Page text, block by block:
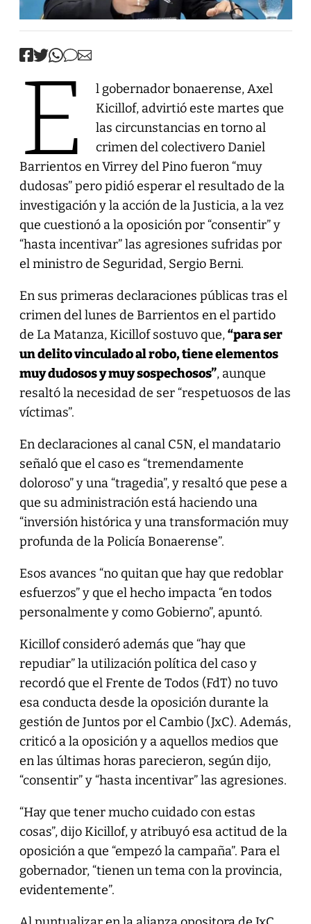
E
l gobernador bonaerense, Axel
Kicillof, advirtió este martes que
las circunstancias en torno al
crimen del colectivero Daniel
Barrientos en Virrey del Pino fueron “muy
dudosas” pero pidió esperar el resultado de la
investigación y la acción de la Justicia, a la vez
que cuestionó a la oposición por “consentir” y
“hasta incentivar” las agresiones sufridas por
el ministro de Seguridad, Sergio Berni.
En sus primeras declaraciones públicas tras el
crimen del lunes de Barrientos en el partido
de La Matanza, Kicillof sostuvo que,“para ser
un delito vinculado al robo, tiene elementos
muy dudosos y muy sospechosos”, aunque
resaltó la necesidad de ser “respetuosos de las
víctimas”.
En declaraciones al canal C5N, el mandatario
señaló que el caso es “tremendamente
doloroso” y una “tragedia”, y resaltó que pese a
que su administración está haciendo una
“inversión histórica y una transformación muy
profunda de la Policía Bonaerense”.
Esos avances “no quitan que hay que redoblar
esfuerzos” y que el hecho impacta “en todos
personalmente y como Gobierno”, apuntó.
Kicillof consideró además que “hay que
repudiar” la utilización política del caso y
recordó que el Frente de Todos (FdT) no tuvo
esa conducta desde la oposición durante la
gestión de Juntos por el Cambio (JxC). Además,
criticó a la oposición y a aquellos medios que
en las últimas horas parecieron, según dijo,
“consentir” y “hasta incentivar” las agresiones.
“Hay que tener mucho cuidado con estas
cosas”, dijo Kicillof, y atribuyó esa actitud de la
oposición a que “empezó la campaña”. Para el
gobernador, “tienen un tema con la provincia,
evidentemente”.